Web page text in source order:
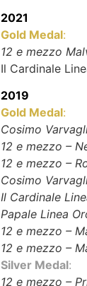
2021
Gold Medal:
12 e mezzo
Il Cardinale
2019
Gold Medal:
Cosimo
12 e mezzo –
12 e mezzo –
Cosimo
Il Cardinale
Papale Linea
12 e mezzo –
12 e mezzo –
Silver Medal:
12 e mezzo –